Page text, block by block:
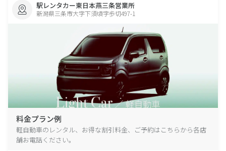
駅レンタカー東日本燕三条営業所
新潟県三条市大字下須頃字歩切497-1
料金プラン例
軽自動車のレンタル、お得な割引料金、ご予約はこちらから各店
舗お電話ください。